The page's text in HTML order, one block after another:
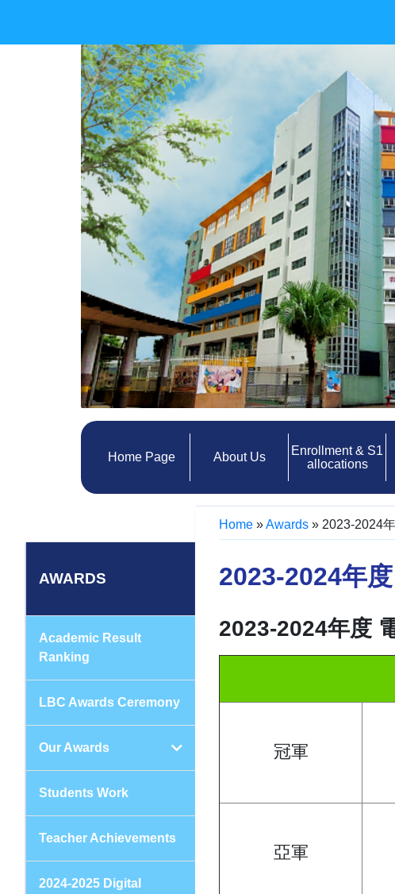
Home Page About Us
Enrollment & S1
allocations
AWARDS
Academic Result
Ranking
LBC Awards Ceremony
Our Awards
Students Work
Teacher Achievements
2024-2025 Digital
Home »Awards » 2023-2024
2023-2024年
2023-2024年度
冠軍
亞軍